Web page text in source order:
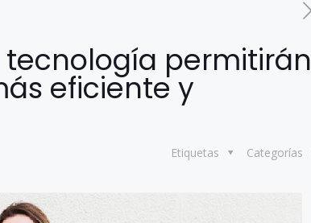
tecnología permitirán
eficiente y
Categorías
Etiquetas